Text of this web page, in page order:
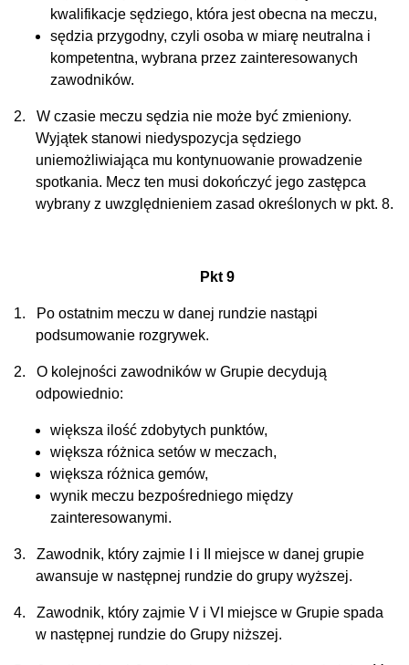
kwalifikacje sędziego, która jest obecna na meczu,
sędzia przygodny, czyli osoba w miarę neutralna i
kompetentna, wybrana przez zainteresowanych
zawodników.
2.
W czasie meczu sędzia nie może być zmieniony.
Wyjątek stanowi niedyspozycja sędziego
uniemożliwiająca mu kontynuowanie prowadzenie
spotkania. Mecz ten musi dokończyć jego zastępca
wybrany z uwzględnieniem zasad określonych w pkt. 8.
Pkt 9
1.
Po ostatnim meczu w danej rundzie nastąpi
podsumowanie rozgrywek.
2.
O kolejności zawodników w Grupie decydują
odpowiednio:
większa ilość zdobytych punktów,
większa różnica setów w meczach,
większa różnica gemów,
wynik meczu bezpośredniego między
zainteresowanymi.
3.
Zawodnik, który zajmie I i II miejsce w danej grupie
awansuje w następnej rundzie do grupy wyższej.
4.
Zawodnik, który zajmie V i VI miejsce w Grupie spada
w następnej rundzie do Grupy niższej.